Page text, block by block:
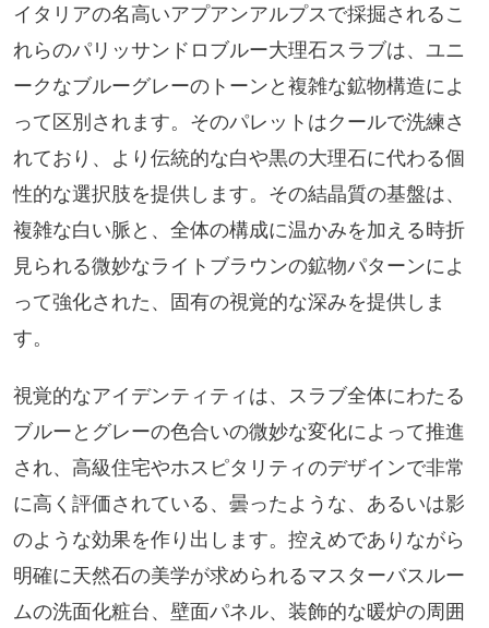
イタリアの名高いアプアンアルプスで採掘されるこ
れらのパリッサンドロブルー大理石スラブは、ユニ
ークなブルーグレーのトーンと複雑な鉱物構造によ
って区別されます。そのパレットはクールで洗練さ
れており、より伝統的な白や黒の大理石に代わる個
性的な選択肢を提供します。その結晶質の基盤は、
複雑な白い脈と、全体の構成に温かみを加える時折
見られる微妙なライトブラウンの鉱物パターンによ
って強化された、固有の視覚的な深みを提供しま
す。
視覚的なアイデンティティは、スラブ全体にわたる
ブルーとグレーの色合いの微妙な変化によって推進
され、高級住宅やホスピタリティのデザインで非常
に高く評価されている、曇ったような、あるいは影
のような効果を作り出します。控えめでありながら
明確に天然石の美学が求められるマスターバスルー
ムの洗面化粧台、壁面パネル、装飾的な暖炉の周囲